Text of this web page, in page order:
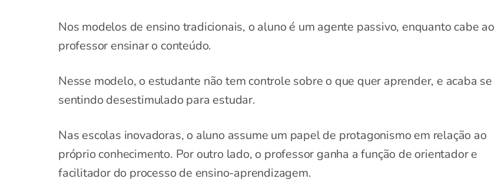
Nos modelos de ensino tradicionais, o aluno é um agente passivo, enquanto cabe ao
professor ensinar o conteúdo.
Nesse modelo, o estudante não tem controle sobre o que quer aprender, e acaba se
sentindo desestimulado para estudar.
Nas escolas inovadoras, o aluno assume um papel de protagonismo em relação ao
próprio conhecimento. Por outro lado, o professor ganha a função de orientador e
facilitador do processo de ensino-aprendizagem.